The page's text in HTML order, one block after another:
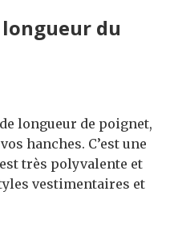
du
longueur de poignet,
hanches. C’est une
très polyvalente et
vestimentaires et